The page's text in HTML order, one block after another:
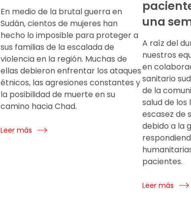
En medio de la brutal guerra en
Sudán, cientos de mujeres han
hecho lo imposible para proteger a
sus familias de la escalada de
violencia en la región. Muchas de
ellas debieron enfrentar los ataques
étnicos, las agresiones constantes y
la posibilidad de muerte en su
camino hacia Chad.
Leer más
una
A raíz del
nuestros
en
sanitario
de la
salud de los
escasez de
debido a la
pacientes.
Leer más